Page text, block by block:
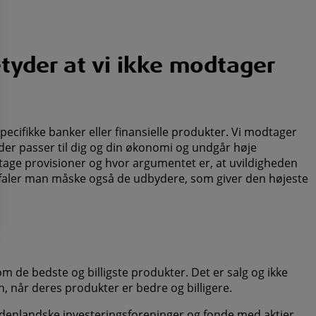
at vi ikke modtager
banker eller finansielle produkter. Vi modtager
passer til dig og din økonomi og undgår høje
provisioner og hvor argumentet er, at uvildigheden
man måske også de udbydere, som giver den højeste
de bedste og billigste produkter. Det er salg og ikke
når deres produkter er bedre og billigere.